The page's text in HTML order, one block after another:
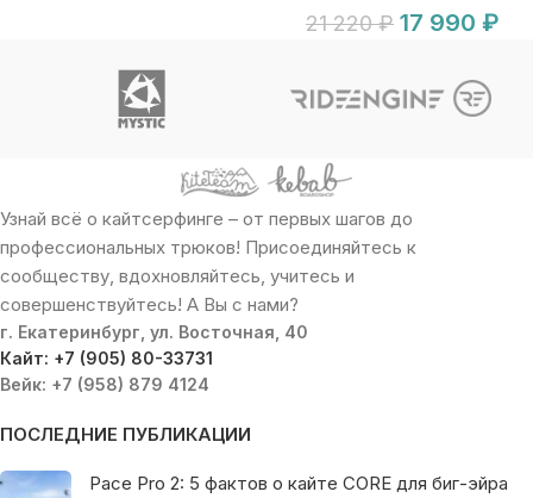
21 220₽ 17 990 ₽
Узнай всё о кайтсерфинге – от первых шагов до
профессиональных трюков! Присоединяйтесь к
сообществу, вдохновляйтесь, учитесь и
совершенствуйтесь! А Вы с нами?
г. Екатеринбург, ул. Восточная, 40
Кайт: +7 (905) 80-33731
Вейк: +7 (958) 879 4124
ПОСЛЕДНИЕ ПУБЛИКАЦИИ
Pace Pro 2: 5 фактов о кайте CORE для биг-эйра